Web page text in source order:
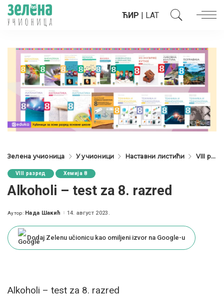
ЋИР | LAT
Зелена учионица У учионици Наставни листићи VIII разред
VIII разред Хемија 8
Alkoholi – test za 8. razred
Posted
Аутор: Нада Шакић 14. август 2023.
Dodaj Zelenu učionicu kao omiljeni izvor na Google-u
Alkoholi – test za 8. razred